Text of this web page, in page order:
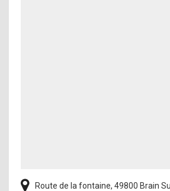
Route de la fontaine, 49800 Brain